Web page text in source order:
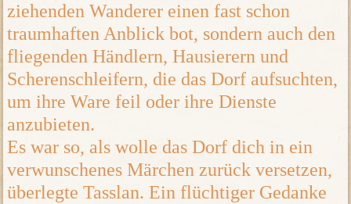
ziehenden Wanderer einen fast schon
traumhaften Anblick bot, sondern auch den
fliegenden Händlern, Hausierern und
Scherenschleifern, die das Dorf aufsuchten,
um ihre Ware feil oder ihre Dienste
anzubieten.
Es war so, als wolle das Dorf dich in ein
verwunschenes Märchen zurück versetzen,
überlegte Tasslan. Ein flüchtiger Gedanke